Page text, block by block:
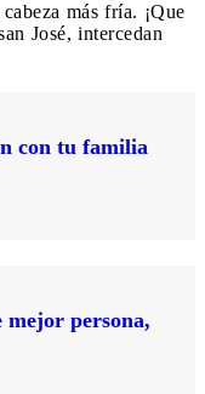
más fría. ¡Que
José, intercedan
con tu familia
mejor persona,